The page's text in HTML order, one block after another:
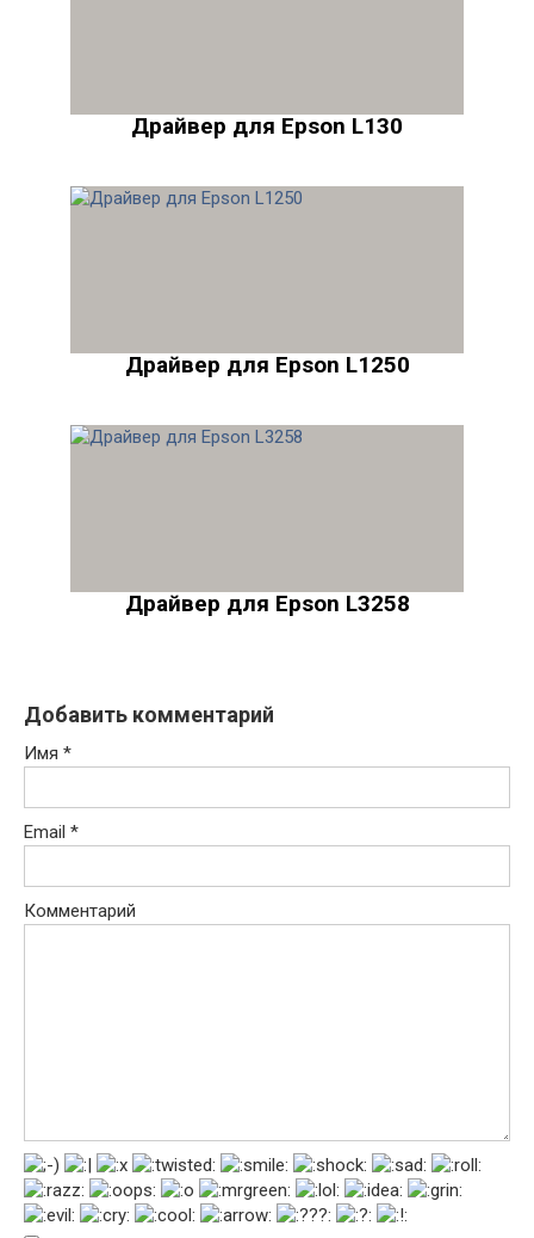
Драйвер для Epson L130
Драйвер для Epson L1250
Драйвер для Epson L3258
Добавить комментарий
Имя *
Email *
Комментарий